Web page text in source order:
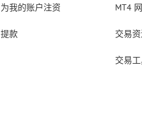
为我的账户注资
提款
MT4
交易
交易